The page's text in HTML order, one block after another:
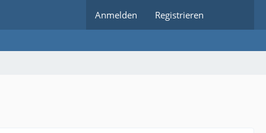
Anmelden Registrieren